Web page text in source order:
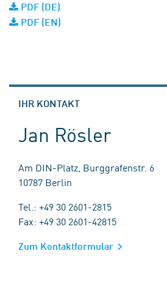
PDF (DE)
PDF (EN)
IHR KONTAKT
Jan Rösler
Am DIN-Platz, Burggrafenstr. 6
10787 Berlin
Tel.: +49 30 2601-2815
Fax: +49 30 2601-42815
Zum Kontaktformular